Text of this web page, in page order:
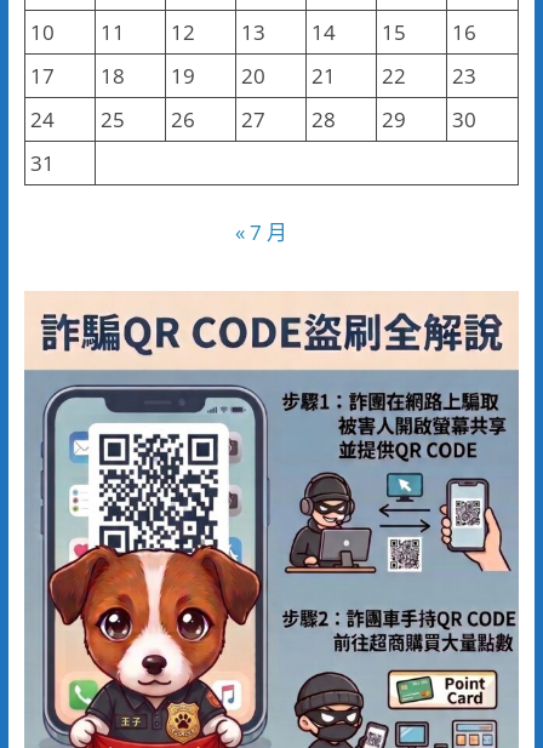
10
11 12 13 14 15
16
17
18 19 20 21 22
23
24
25 26 27 28 29
30
31
« 7 月